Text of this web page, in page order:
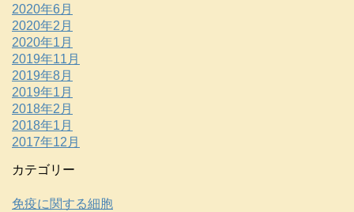
2020年6月
2020年2月
2020年1月
2019年11月
2019年8月
2019年1月
2018年2月
2018年1月
2017年12月
カテゴリー
免疫に関する細胞